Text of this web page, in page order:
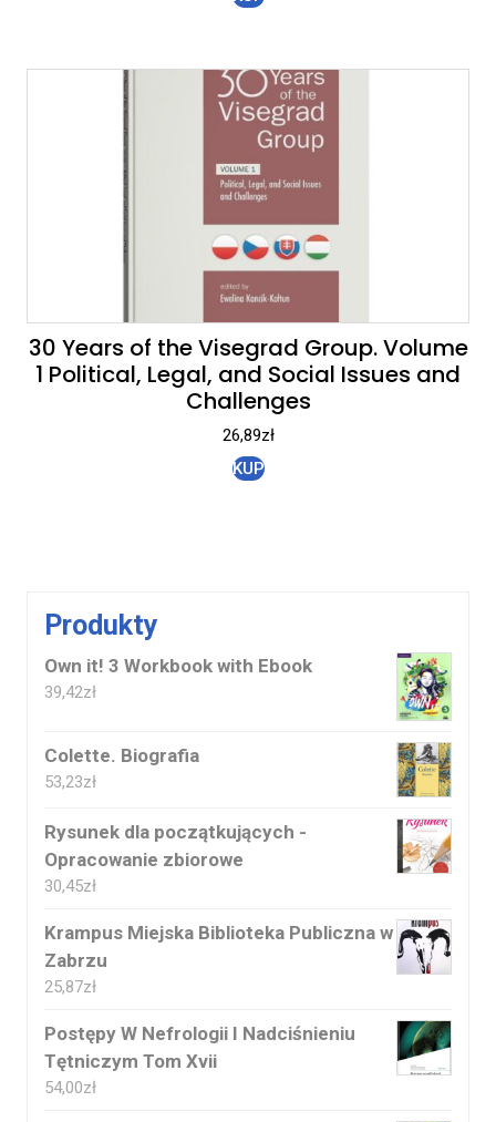
30 Years of the Visegrad Group. Volume
1 Political, Legal, and Social Issues and
Challenges
26,89zł
KUP
Produkty
Own it! 3 Workbook with Ebook
39,42zł
Colette. Biografia
53,23zł
Rysunek dla początkujących -
Opracowanie zbiorowe
30,45zł
Krampus Miejska Biblioteka Publiczna w
Zabrzu
25,87zł
Postępy W Nefrologii I Nadciśnieniu
Tętniczym Tom Xvii
54,00zł